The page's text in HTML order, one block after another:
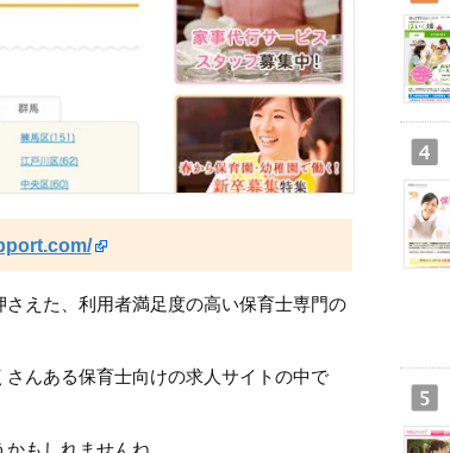
えた、利用者満足度の高い保育士専門の
んある保育士向けの求人サイトの中で
もしれませんね。